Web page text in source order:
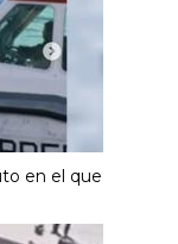
en el que